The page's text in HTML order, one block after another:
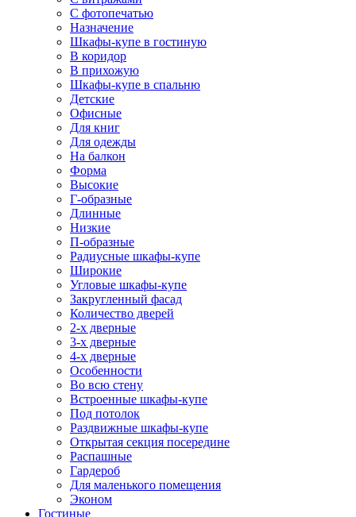
С фотопечатью
Назначение
Шкафы-купе в гостиную
В коридор
В прихожую
Шкафы-купе в спальню
Детские
Офисные
Для книг
Для одежды
На балкон
Форма
Высокие
Г-образные
Длинные
Низкие
П-образные
Радиусные шкафы-купе
Широкие
Угловые шкафы-купе
Закругленный фасад
Количество дверей
2-х дверные
3-х дверные
4-х дверные
Особенности
Во всю стену
Встроенные шкафы-купе
Под потолок
Раздвижные шкафы-купе
Открытая секция посередине
Распашные
Гардероб
Для маленького помещения
Эконом
Гостиные